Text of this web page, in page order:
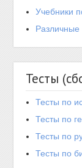
Учебники
Тесты
Тесты по
Тесты по
Тесты по
Тесты по